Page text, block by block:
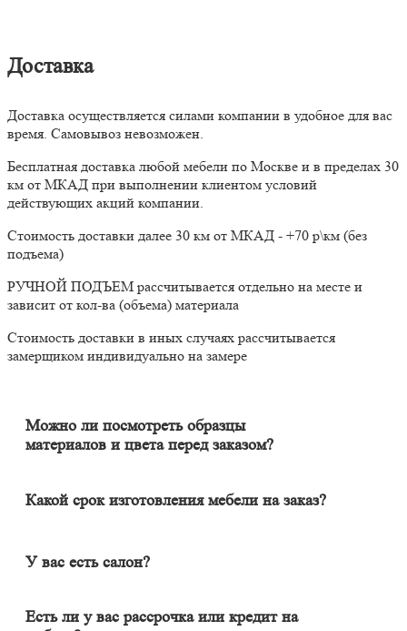
Доставка
Доставка осуществляется силами компании в удобное для вас
время. Самовывоз невозможен.
Бесплатная доставка любой мебели по Москве и в пределах 30
км от МКАД при выполнении клиентом условий
действующих акций компании.
Стоимость доставки далее 30 км от МКАД - +70 р\км (без
подъема)
РУЧНОЙ ПОДЪЕМ рассчитывается отдельно на месте и
зависит от кол-ва (объема) материала
Стоимость доставки в иных случаях рассчитывается
замерщиком индивидуально на замере
Можно ли посмотреть образцы
материалов и цвета перед заказом?
месте в собственном освещении увидеть, как будут выглядеть
Какой срок изготовления мебели на заказ?
среднем цикл производства большей части изделий составляет
У вас есть салон?
компаний в Москве и области. Мебель вся индивидуальная (не
Есть ли у вас рассрочка или кредит на